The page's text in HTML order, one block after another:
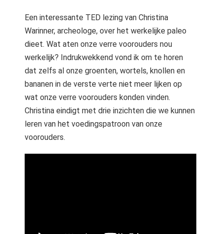
Een interessante TED lezing van Christina
Warinner, archeologe, over het werkelijke paleo
dieet. Wat aten onze verre voorouders nou
werkelijk? Indrukwekkend vond ik om te horen
dat zelfs al onze groenten, wortels, knollen en
bananen in de verste verte niet meer lijken op
wat onze verre voorouders konden vinden.
Christina eindigt met drie inzichten die we kunnen
leren van het voedingspatroon van onze
voorouders.